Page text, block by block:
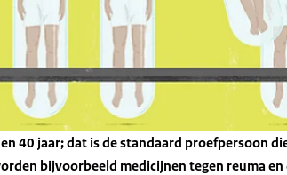
40 jaar; dat is de standaard proefpersoon
bijvoorbeeld medicijnen tegen reuma en